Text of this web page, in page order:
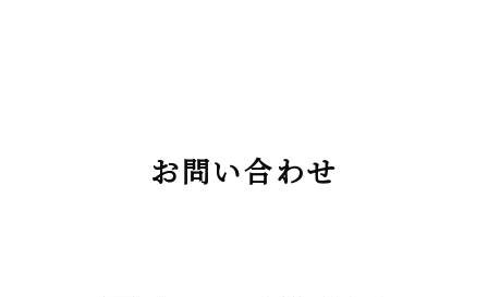
お問い合わせ